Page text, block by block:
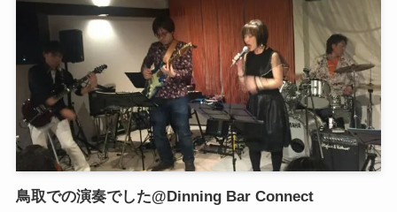
鳥取での演奏でした@Dinning Bar Connect